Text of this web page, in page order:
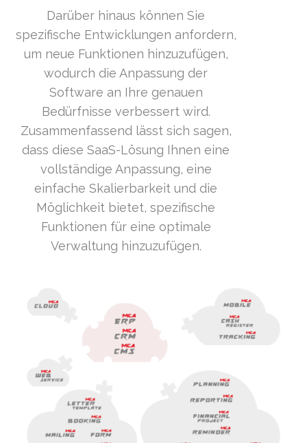
Darüber hinaus können Sie
spezifische Entwicklungen anfordern,
um neue Funktionen hinzuzufügen,
wodurch die Anpassung der
Software an Ihre genauen
Bedürfnisse verbessert wird.
Zusammenfassend lässt sich sagen,
dass diese SaaS-Lösung Ihnen eine
vollständige Anpassung, eine
einfache Skalierbarkeit und die
Möglichkeit bietet, spezifische
Funktionen für eine optimale
Verwaltung hinzuzufügen.